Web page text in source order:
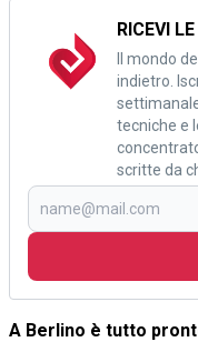
RICEVI
Il mondo
indietro.
tecniche e
scritte da
A Berlino è tutto